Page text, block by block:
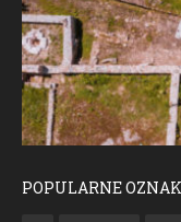
POPULARNE